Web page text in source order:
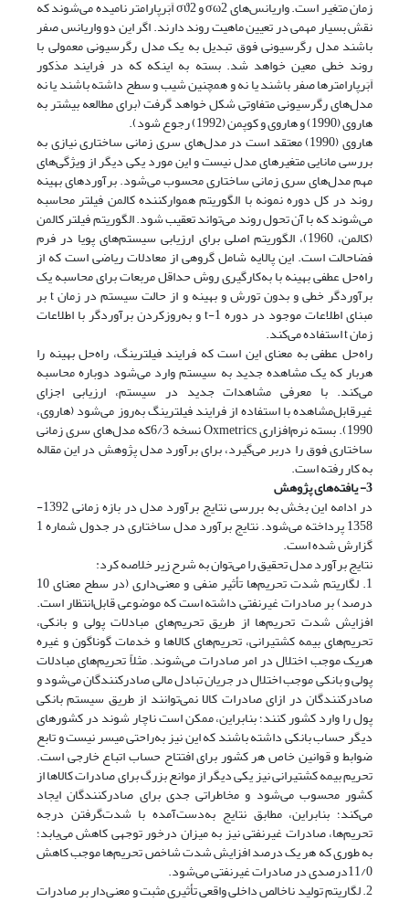
زمان متغیر است. واریانس‌های σω2 و σϑ2 اَبَرپارامتر نامیده می‌شوند که
نقش بسیار مهمی در تعیین ماهیت روند دارند. اگر این دو واریانس صفر
باشند مدل رگرسیونی فوق تبدیل به یک مدل رگرسیونی معمولی با
روند خطی معین خواهد شد. بسته به اینکه که در فرایند مذکور
اَبَرپارامترها صفر باشند یا نه و همچنین شیب و سطح داشته باشند یا نه
مدل‌های رگرسیونی متفاوتی شکل خواهد گرفت (برای مطالعه بیشتر به
هاروی (1990) و هاروی و کوپمن (1992) رجوع شود).
هاروی (1990) معتقد است در مدل‌های سری زمانی ساختاری نیازی به
بررسی مانایی متغیرهای مدل نیست و این مورد یکی دیگر از ویژگی‌های
مهم مدل‌های سری زمانی ساختاری محسوب می‌شود. برآوردهای بهینه
روند در کل دوره نمونه با الگوریتم هموارکننده کالمن فیلتر محاسبه
می‌شوند که با آن تحول روند می‌تواند تعقیب شود. الگوریتم فیلتر کالمن
(کالمن، 1960)، الگوریتم اصلی برای ارزیابی سیستم‌های پویا در فرم
فضا‌حالت است. این پالایه شامل گروهی از معادلات ریاضی است که از
راه‌حل عطفی بهینه با به‌کارگیری روش حداقل مربعات برای محاسبه یک
برآوردگر خطی و بدون تورش و بهینه و از حالت سیستم در زمان t بر
مبنای اطلاعات موجود در دوره t-1 و به‌روز‌کردن برآوردگر با اطلاعات
زمان t استفاده می‌کند.
راه‌حل عطفی به معنای این است که فرایند فیلترینگ، راه‌حل بهینه را
هربار که یک مشاهده جدید به سیستم وارد می‌شود دوباره محاسبه
می‌کند. با معرفی مشاهدات جدید در سیستم، ارزیابی اجزای
غیرقابل‌مشاهده با استفاده از فرایند فیلترینگ به‌روز می‌شود (هاروی،
1990). بسته نرم‌افزاری Oxmetrics نسخه 6/3که مدل‌های سری زمانی
ساختاری فوق را در‌بر می‌گیرد، برای برآورد مدل پژوهش در این مقاله
به کار رفته است.
3- یافته‌های پژوهش
در ادامه این بخش به بررسی نتایج برآورد مدل در بازه زمانی 1392-
1358 پرداخته می‌شود. نتایج برآورد مدل ساختاری در جدول شماره 1
گزارش شده است.
نتایج برآورد مدل تحقیق را می‌توان به شرح زیر خلاصه کرد:
1. لگاریتم شدت تحریم‌ها تأثیر منفی و معنی‌داری (در سطح معنای 10
درصد) بر صادرات غیرنفتی داشته است که موضوعی قابل‌انتظار است.
افزایش شدت تحریم‌ها از طریق تحریم‌های مبادلات پولی و بانکی،
تحریم‌های بیمه کشتیرانی، تحریم‌های کالاها و خدمات گوناگون و غیره
هریک موجب اختلال در امر صادرات می‌شوند. مثلاً تحریم‌های مبادلات
پولی و بانکی موجب اختلال در جریان تبادل مالی صادرکنندگان می‌شود و
صادرکنندگان در ازای صادرات کالا نمی‌توانند از طریق سیستم بانکی
پول را وارد کشور کنند؛ بنابراین، ممکن است ناچار شوند در کشورهای
دیگر حساب بانکی داشته باشند که این نیز به‌راحتی میسر نیست و تابع
ضوابط و قوانین خاص هر کشور برای افتتاح حساب اتباع خارجی است.
تحریم بیمه کشتیرانی نیز یکی دیگر از موانع بزرگ برای صادرات کالاها از
کشور محسوب می‌شود و مخاطراتی جدی برای صادرکنندگان ایجاد
می‌کند؛ بنابراین، مطابق نتایج به‌دست‌آمده با شدت‌گرفتن درجه
تحریم‌ها، صادرات غیرنفتی نیز به میزان درخور توجهی کاهش می‌یابد؛
به طوری که هر یک درصد افزایش شدت شاخص تحریم‌ها موجب کاهش
11/0‌درصدی در صادرات غیرنفتی می‌شود.
2. لگاریتم تولید ناخالص داخلی واقعی تأثیری مثبت و معنی‌دار بر صادرات